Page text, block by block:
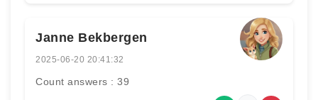
Janne Bekbergen
2025-06-20 20:41:32
Count answers : 39